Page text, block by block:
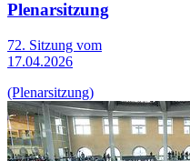
Plenarsitzung
72. Sitzung vom
17.04.2026
(Plenarsitzung)